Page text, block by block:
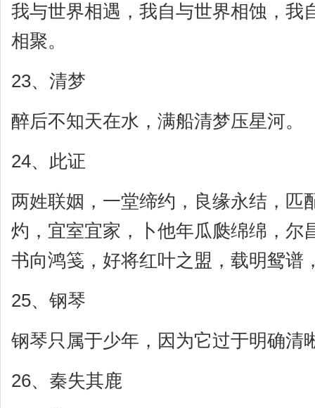
我与世界相遇，我自与世界相蚀，我
相聚。
23、清梦
醉后不知天在水，满船清梦压星河。
24、此证
两姓联姻，一堂缔约，良缘永结，匹
灼，宜室宜家，卜他年瓜瓞绵绵，尔
书向鸿笺，好将红叶之盟，载明鸳谱
25、钢琴
钢琴只属于少年，因为它过于明确清
26、秦失其鹿